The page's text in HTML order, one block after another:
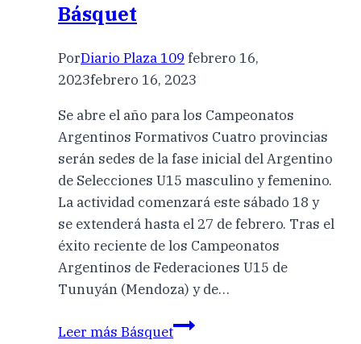
Básquet
PorDiario Plaza 109 febrero 16,
2023febrero 16, 2023
Se abre el año para los Campeonatos
Argentinos Formativos Cuatro provincias
serán sedes de la fase inicial del Argentino
de Selecciones U15 masculino y femenino.
La actividad comenzará este sábado 18 y
se extenderá hasta el 27 de febrero. Tras el
éxito reciente de los Campeonatos
Argentinos de Federaciones U15 de
Tunuyán (Mendoza) y de…
Leer más Básquet